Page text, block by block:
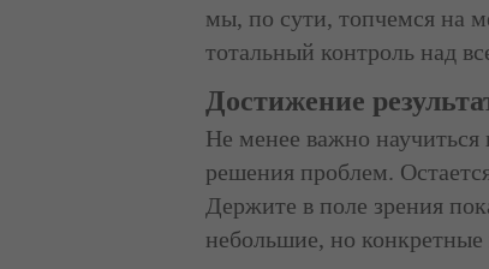
мы, по сути, топчемся на
тотальный контроль над
Достижение
Не менее важно научиться
решения проблем.
Держите в поле зрения
небольшие, но